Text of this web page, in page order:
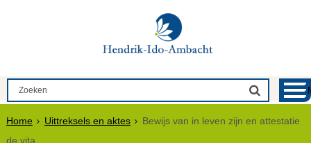
Home Uittreksels en aktes
Bewijs van in leven zijn en attestatie
de vita